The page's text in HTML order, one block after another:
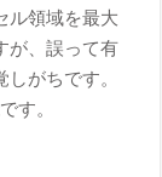
ル領域を最大
が、誤って有
がちです。
す。